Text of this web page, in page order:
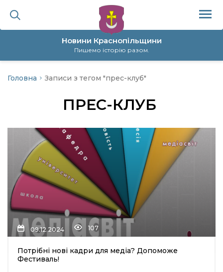
Новини Краснопільщини
Пишемо історію разом.
політика
Головна Записи з тегом "прес-клуб"
ПРЕС-КЛУБ
09.12.2024 107
Потрібні нові кадри для медіа? Допоможе
Фестиваль!